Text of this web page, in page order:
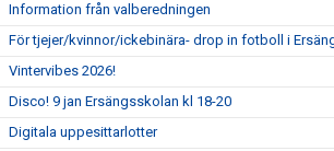
Information från valberedningen
För tjejer/kvinnor/ickebinära- drop in fotboll i
Vintervibes 2026!
Disco! 9 jan Ersängsskolan kl 18-20
Digitala uppesittarlotter